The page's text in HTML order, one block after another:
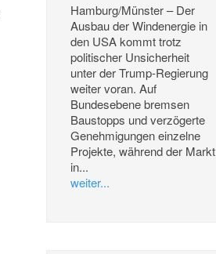
Hamburg/Münster – Der
Ausbau der Windenergie in
den USA kommt trotz
politischer Unsicherheit
unter der Trump-Regierung
weiter voran. Auf
Bundesebene bremsen
Baustopps und verzögerte
Genehmigungen einzelne
Projekte, während der Markt
in...
weiter...